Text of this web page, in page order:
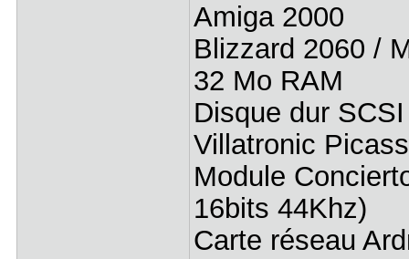
Amiga 2000
Blizzard 2060 /
32 Mo RAM
Disque dur
Villatronic
Module
16bits 44Khz)
Carte réseau